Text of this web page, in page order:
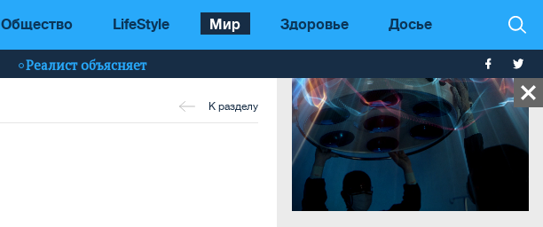
Общество LifeStyle Мир Здоровье Досье
Реалист объясняет
К разделу